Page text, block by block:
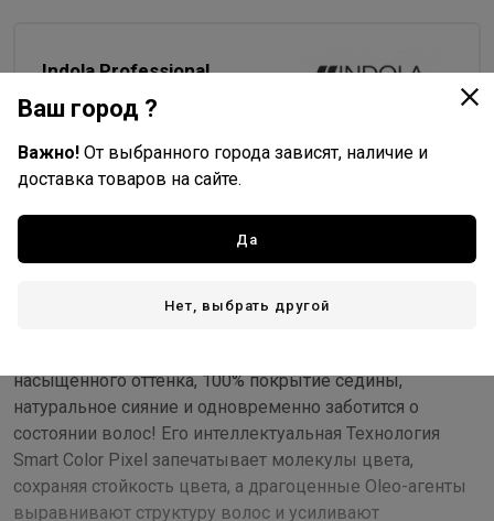
Indola Professional
Германия - страна производства
Описание
Инновационный ухаживающий краситель Profession
насыщенного оттенка, 100% покрытие седины,
натуральное сияние и одновременно заботится о
состоянии волос! Его интеллектуальная Технология
Smart Color Pixel запечатывает молекулы цвета,
сохраняя стойкость цвета, а драгоценные Oleo-агенты
выравнивают структуру волос и усиливают
Ваш город ?
Важно! От выбранного города зависят, наличие и
доставка товаров на сайте.
Да
Нет, выбрать другой